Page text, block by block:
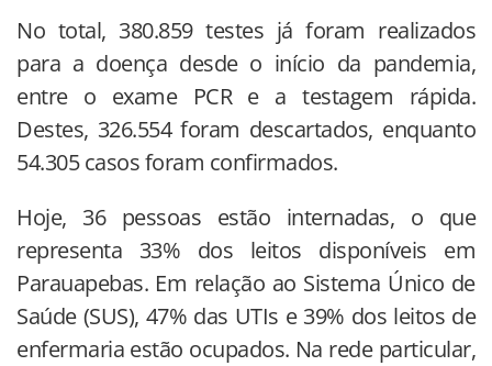
No total, 380.859 testes já foram realizados
para a doença desde o início da pandemia,
entre o exame PCR e a testagem rápida.
Destes, 326.554 foram descartados, enquanto
54.305 casos foram confirmados.
Hoje, 36 pessoas estão internadas, o que
representa 33% dos leitos disponíveis em
Parauapebas. Em relação ao Sistema Único de
Saúde (SUS), 47% das UTIs e 39% dos leitos de
enfermaria estão ocupados. Na rede particular,